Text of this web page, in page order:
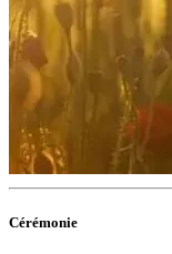
Cérémonie